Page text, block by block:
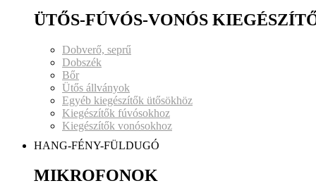
ÜTŐS-FÚVÓS-VONÓS
Dobverő, seprű
Dobszék
Bőr
Ütős állványok
Egyéb kiegészítők ütősökhöz
Kiegészítők fúvósokhoz
Kiegészítők vonósokhoz
HANG-FÉNY-FÜLDUGÓ
MIKROFONOK